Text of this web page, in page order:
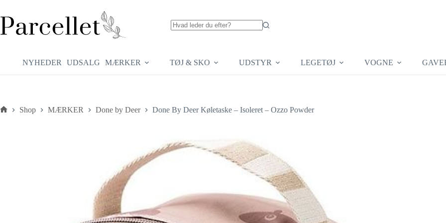
indhold
NYHEDER UDSALG MÆRKER TØJ & SKO UDSTYR LEGETØJ VOGNE
Shop MÆRKER Done by Deer Done By Deer Køletaske – Isoleret – Ozzo Powder